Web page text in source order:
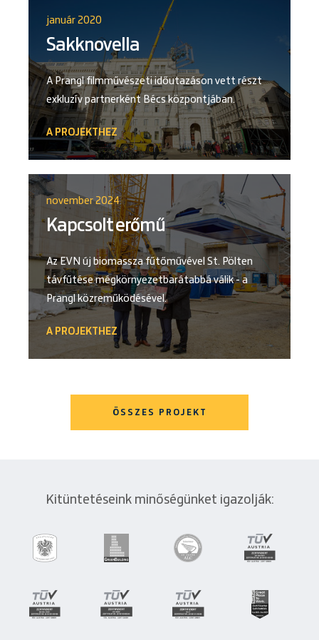
január 2020
Sakknovella
A Prangl filmművészeti időutazáson vett részt
exkluzív partnerként Bécs központjában.
A PROJEKTHEZ
november 2024
Kapcsolt erőmű
Az EVN új biomassza fűtőművével St. Pölten
távfűtése mégkörnyezetbarátabbá válik - a
Prangl közreműködésével.
A PROJEKTHEZ
ÖSSZES PROJEKT
Kitüntetéseink minőségünket igazolják: